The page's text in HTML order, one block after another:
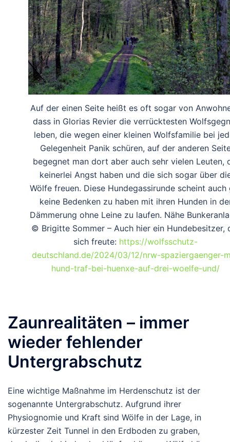
Auf der einen Seite heißt es oft sogar von
dass in Glorias Revier die verrücktesten
leben, die wegen einer kleinen Wolfsfamilie bei
Gelegenheit Panik schüren, auf der anderen
begegnet man dort aber auch sehr vielen Leuten,
keinerlei Angst haben und die sich sogar über
Wölfe freuen. Diese Hundegassirunde scheint auch
keine Bedenken zu haben mit ihren Hunden in
Dämmerung ohne Leine zu laufen. Nähe
© Brigitte Sommer – Auch hier ein Hundebesitzer,
sich freute: https://wolfsschutz-
deutschland.de/2024/03/12/nrw-spaziergaenger-
hund-traf-bei-huenxe-auf-drei-woelfe-und/
Zaunrealitäten – immer
wieder fehlender
Untergrabschutz
Eine wichtige Maßnahme im Herdenschutz ist der
sogenannte Untergrabschutz. Aufgrund ihrer
Physiognomie und Kraft sind Wölfe in der Lage, in
kürzester Zeit Tunnel in den Erdboden zu graben,